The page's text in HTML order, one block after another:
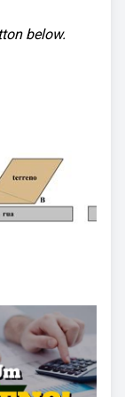
below.